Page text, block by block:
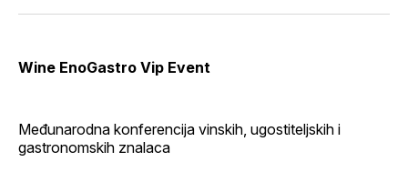
Wine EnoGastro Vip Event
Međunarodna konferencija vinskih, ugostiteljskih i
gastronomskih znalaca